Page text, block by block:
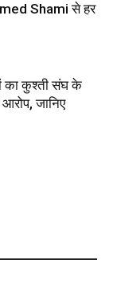
Shami से हर
का कुश्ती संघ के
जानिए